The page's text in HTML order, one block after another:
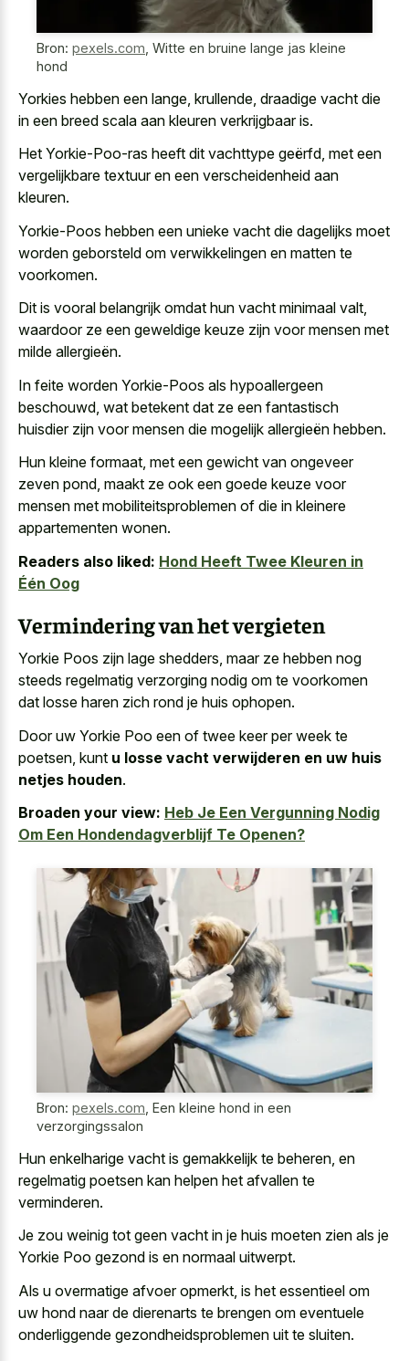
Bron: pexels.com Witte en bruine lange jas kleine
hond
Yorkies hebben een lange, krullende, draadige vacht die
in een breed scala aan kleuren verkrijgbaaris.
Het Yorkie-Poo-ras heeft dit vachttype geërfd, met een
vergelijkbare textuur en een verscheidenheid aan
kleuren.
Yorkie-Poos hebben een unieke vacht die dagelijks moet
worden geborsteld om verwikkelingen en matten te
voorkomen.
Dit is vooral belangrijk omdat hun vacht minimaal valt,
waardoor ze een geweldige keuze zijn voor mensen met
milde allergieën.
In feite worden Yorkie-Poos als hypoallergeen
beschouwd, wat betekent dat ze een fantastisch
huisdier zijn voor mensen die mogelijk allergieën hebben.
Hun kleine formaat, met een gewicht van ongeveer
zeven pond, maakt ze ook een goede keuze voor
mensen met mobiliteitsproblemen of die in kleinere
appartementen wonen.
Readers also liked: Hond Heeft Twee Kleuren in
Één Oog
Vermindering van het vergieten
Yorkie Poos zijn lage shedders, maar ze hebben nog
steeds regelmatig verzorging nodig om te voorkomen
dat losse haren zich rond je huis ophopen.
Door uw Yorkie Poo een of twee keer per week te
poetsen, kunt u losse vacht verwijderen en uw huis
netjes houden.
Broaden your view: Heb Je Een Vergunning Nodig
Om Een Hondendagverblijf Te Openen?
Bron: pexels.com Een kleine hond in een
verzorgingssalon
Hun enkelharige vacht is gemakkelijk te beheren, en
regelmatig poetsen kan helpen het afvallen te
verminderen.
Je zou weinig tot geen vacht in je huis moeten zien als je
Yorkie Poo gezond is en normaal uitwerpt.
Als u overmatige afvoer opmerkt, is het essentieel om
uw hond naar de dierenarts te brengen om eventuele
onderliggende gezondheidsproblemen uit te sluiten.